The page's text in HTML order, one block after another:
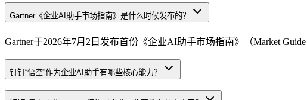
Gartner《企业AI助手市场指南》是什么时候发布的？
Gartner于2026年7月2日发布首份《企业AI助手市场指南》（Market
钉钉“悟空”作为企业AI助手有哪些核心能力？